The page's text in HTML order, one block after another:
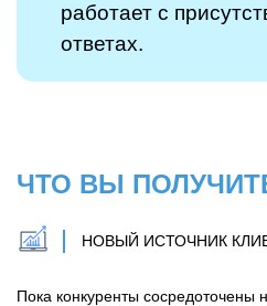
работает с
ответах.
ЧТО ВЫ
НОВЫЙ ИСТОЧНИК
Пока конкуренты сосредоточены